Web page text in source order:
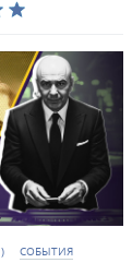
СОБЫТИЯ